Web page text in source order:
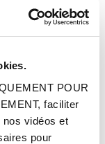
POUR
faciliter
nos vidéos et
pour
DE RENIFLARD